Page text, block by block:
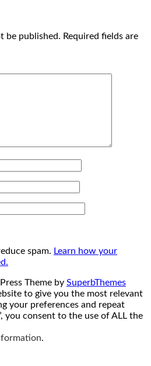
be published. Required fields are
spam. Learn how your
Theme by SuperbThemes
to give you the most relevant
your preferences and repeat
you consent to the use of ALL the
.